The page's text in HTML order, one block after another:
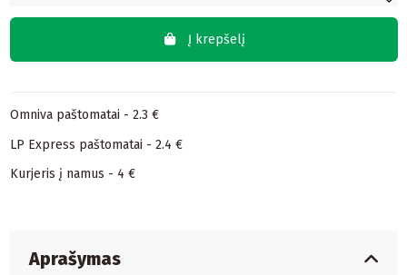
Į krepšelį
Omniva paštomatai - 2.3 €
LP Express paštomatai - 2.4 €
Kurjeris į namus - 4 €
Aprašymas